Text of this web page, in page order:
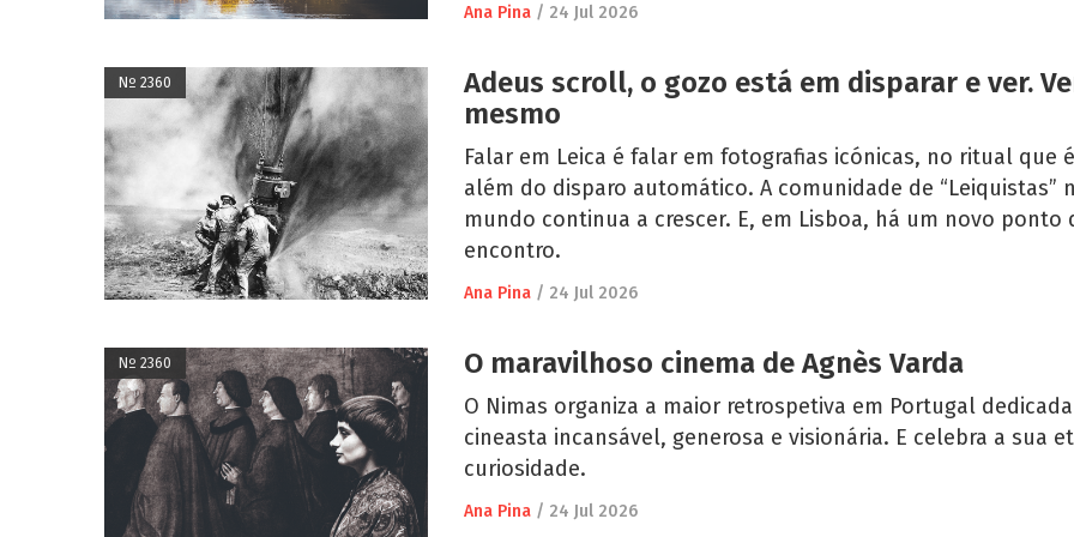
Ana Pina / 24 Jul 2026
Nº 2360
Adeus scroll, o gozo está em disparar e ver.
mesmo
Falar em Leica é falar em fotografias icónicas, no ritual que
além do disparo automático. A comunidade de “Leiquistas”
mundo continua a crescer. E, em Lisboa, há um novo ponto
encontro.
Ana Pina / 24 Jul 2026
Nº 2360 O maravilhoso cinema de Agnès Varda
O Nimas organiza a maior retrospetiva em Portugal
cineasta incansável, generosa e visionária. E celebra a sua
curiosidade.
Ana Pina / 24 Jul 2026